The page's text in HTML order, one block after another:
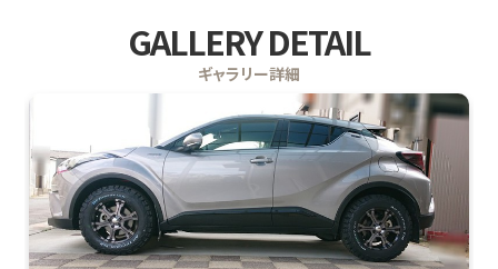
GALLERY DETAIL
ギャラリー詳細